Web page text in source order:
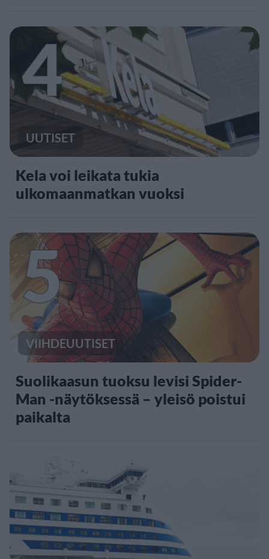
4
UUTISET
Kela voi leikata tukia
ulkomaanmatkan vuoksi
5
VIIHDEUUTISET
Suolikaasun tuoksu levisi Spider-
Man -näytöksessä – yleisö poistui
paikalta